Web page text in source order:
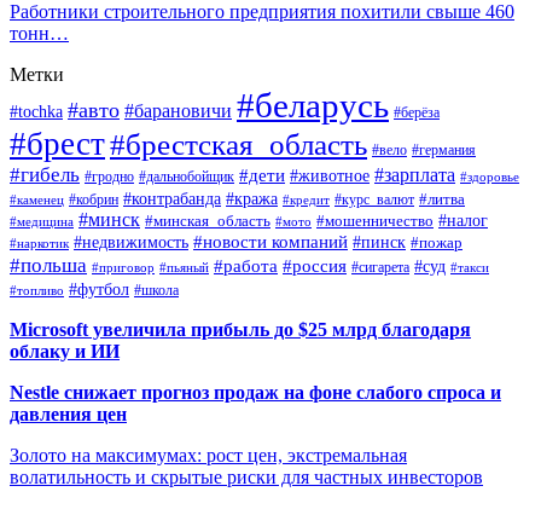
Работники строительного предприятия похитили свыше 460
тонн…
Метки
#tochka #авто #барановичи #беларусь #берёза
#брест#брестская_область #вело #германия
#гибель #гродно #дальнобойщик #дети #животное #зарплата #здоровье
#каменец #кобрин #контрабанда #кража #кредит #курс_валют #литва
#медицина #минск #минская_область #мото #мошенничество #налог
#наркотик #недвижимость #новости компаний #пинск #пожар
#польша #приговор #пьяный #работа #россия #сигарета #суд #такси
#топливо #футбол #школа
Microsoft увеличила прибыль до $25 млрд благодаря
облаку и ИИ
Nestle снижает прогноз продаж на фоне слабого спроса и
давления цен
Золото на максимумах: рост цен, экстремальная
волатильность и скрытые риски для частных инвесторов